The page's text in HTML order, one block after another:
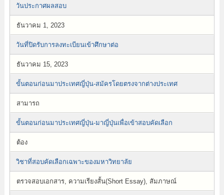
วันประกาศผลสอบ
ธันวาคม 1, 2023
วันที่ปิดรับการลงทะเบียนเข้าศึกษาต่อ
ธันวาคม 15, 2023
ขั้นตอนก่อนมาประเทศญี่ปุ่น-สมัครโดยตรงจากต่างประเทศ
สามารถ
ขั้นตอนก่อนมาประเทศญี่ปุ่น-มาญี่ปุ่นเพื่อเข้าสอบคัดเลือก
ต้อง
วิชาที่สอบคัดเลือกเฉพาะของมหาวิทยาลัย
ตรวจสอบเอกสาร, ความเรียงสั้น(Short Essay), สัมภาษณ์